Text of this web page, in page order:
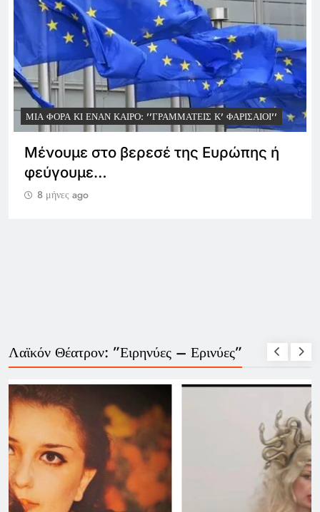
ΜΙΑ ΦΟΡΆ ΚΙ ΈΝΑΝ ΚΑΙΡΌ: ''ΓΡΑΜΜΑΤΕΊΣ Κ' ΦΑΡΙΣΑΊΟΙ''
Μένουμε στο βερεσέ της Ευρώπης ή
φεύγουμε…
8 μήνες ago
Λαϊκόν Θέατρον: ”Ειρηνύες – Ερινύες”